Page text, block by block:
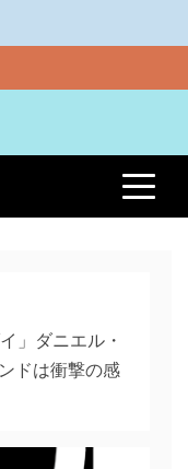
」ダニエル・
ドは衝撃の感